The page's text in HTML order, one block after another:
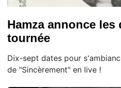
Hamza annonce les
tournée
Dix-sept dates pour
de "Sincèrement" en live !